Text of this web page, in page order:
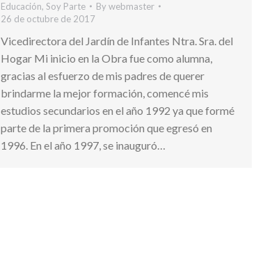
Educación, Soy Parte Bywebmaster
26 de octubre de 2017
Vicedirectora del Jardín de Infantes Ntra. Sra. del
Hogar Mi inicio en la Obra fue como alumna,
gracias al esfuerzo de mis padres de querer
brindarme la mejor formación, comencé mis
estudios secundarios en el año 1992 ya que formé
parte de la primera promoción que egresó en
1996. En el año 1997, se inauguró…